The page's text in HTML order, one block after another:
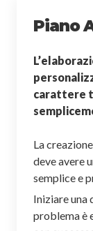
Piano
L’
carattere
La
deve avere
semplice e
Iniziare una
problema è